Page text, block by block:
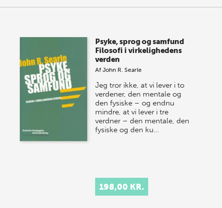
Psyke, sprog og samfund
Filosofi i virkelighedens
verden
AfJohn R. Searle
Jeg tror ikke, at vi lever i to
verdener, den mentale og
den fysiske – og endnu
mindre, at vi lever i tre
verdner – den mentale, den
fysiske og den ku…
198,00 KR.